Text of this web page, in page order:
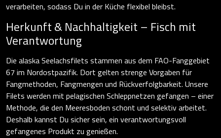
verarbeiten, sodass Du in der Küche flexibel bleibst.
Herkunft & Nachhaltigkeit – Fisch mit
Verantwortung
Die alaska Seelachsfilets stammen aus dem FAO-Fanggebiet
67 im Nordostpazifik. Dort gelten strenge Vorgaben für
Fangmethoden, Fangmengen und Rückverfolgbarkeit. Unsere
Filets werden mit pelagischen Schleppnetzen gefangen – einer
Methode, die den Meeresboden schont und selektiv arbeitet.
Deshalb kannst Du sicher sein, ein verantwortungsvoll
gefangenes Produkt zu genießen.